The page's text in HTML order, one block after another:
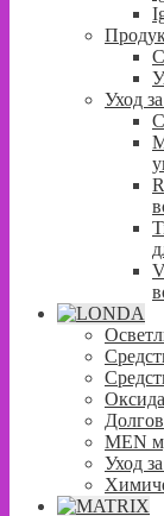
Уход
MEN
Уход